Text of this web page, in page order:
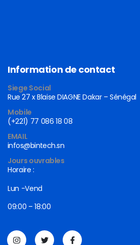
Information de contact
Siege Social
Rue 27 x Blaise DIAGNE Dakar – Sénégal
Mobile
(+221) 77 086 18 08
EMAIL
infos@bintech.sn
Jours ouvrables
Horaire :
Lun -Vend
09:00 – 18:00